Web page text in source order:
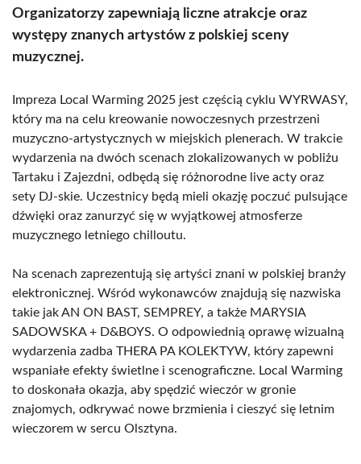
Organizatorzy zapewniają liczne atrakcje oraz
występy znanych artystów z polskiej sceny
muzycznej.
Impreza Local Warming 2025 jest częścią cyklu WYRWASY,
który ma na celu kreowanie nowoczesnych przestrzeni
muzyczno-artystycznych w miejskich plenerach. W trakcie
wydarzenia na dwóch scenach zlokalizowanych w pobliżu
Tartaku i Zajezdni, odbędą się różnorodne live acty oraz
sety DJ-skie. Uczestnicy będą mieli okazję poczuć pulsujące
dźwięki oraz zanurzyć się w wyjątkowej atmosferze
muzycznego letniego chilloutu.
Na scenach zaprezentują się artyści znani w polskiej branży
elektronicznej. Wśród wykonawców znajdują się nazwiska
takie jak AN ON BAST, SEMPREY, a także MARYSIA
SADOWSKA + D&BOYS. O odpowiednią oprawę wizualną
wydarzenia zadba THERA PA KOLEKTYW, który zapewni
wspaniałe efekty świetlne i scenograficzne. Local Warming
to doskonała okazja, aby spędzić wieczór w gronie
znajomych, odkrywać nowe brzmienia i cieszyć się letnim
wieczorem w sercu Olsztyna.